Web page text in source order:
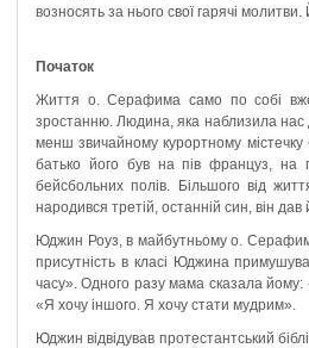
возносять за нього свої гарячі
Початок
Життя о. Серафима само по собі
зростанню. Людина, яка наблизила нас
менш звичайному курортному містечку
батько його був на пів француз, на
бейсбольних полів. Більшого від
народився третій, останній син, він
Юджин Роуз, в майбутньому о.
присутність в класі Юджина
часу». Одного разу мама сказала
«Я хочу іншого. Я хочу стати мудрим».
Юджин відвідував протестантський